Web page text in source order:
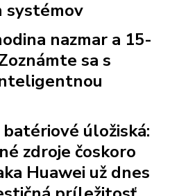
systémov
nazmar a 15-
sa s
úložiská:
zdroje čoskoro
Huawei už dnes